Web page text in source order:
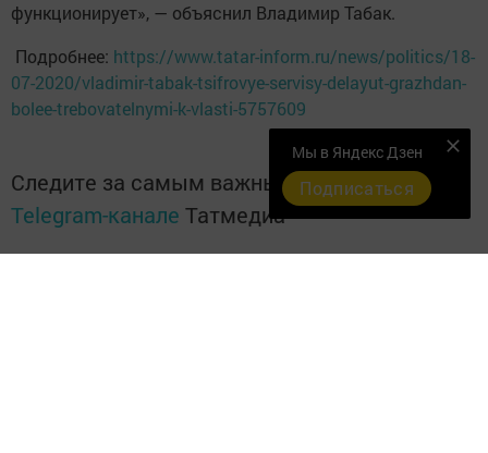
функционирует», — объяснил Владимир Табак.
Подробнее: https://www.tatar-inform.ru/news/politics/18-
07-2020/vladimir-tabak-tsifrovye-servisy-delayut-grazhdan-
bolee-trebovatelnymi-k-vlasti-5757609
Следите за самым важным и интересным в
Telegram-канале Татмедиа
Мы в Яндекс Дзен
Подписаться